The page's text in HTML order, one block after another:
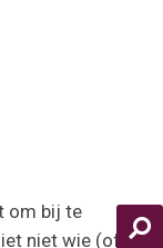
om bij te
niet wie (of